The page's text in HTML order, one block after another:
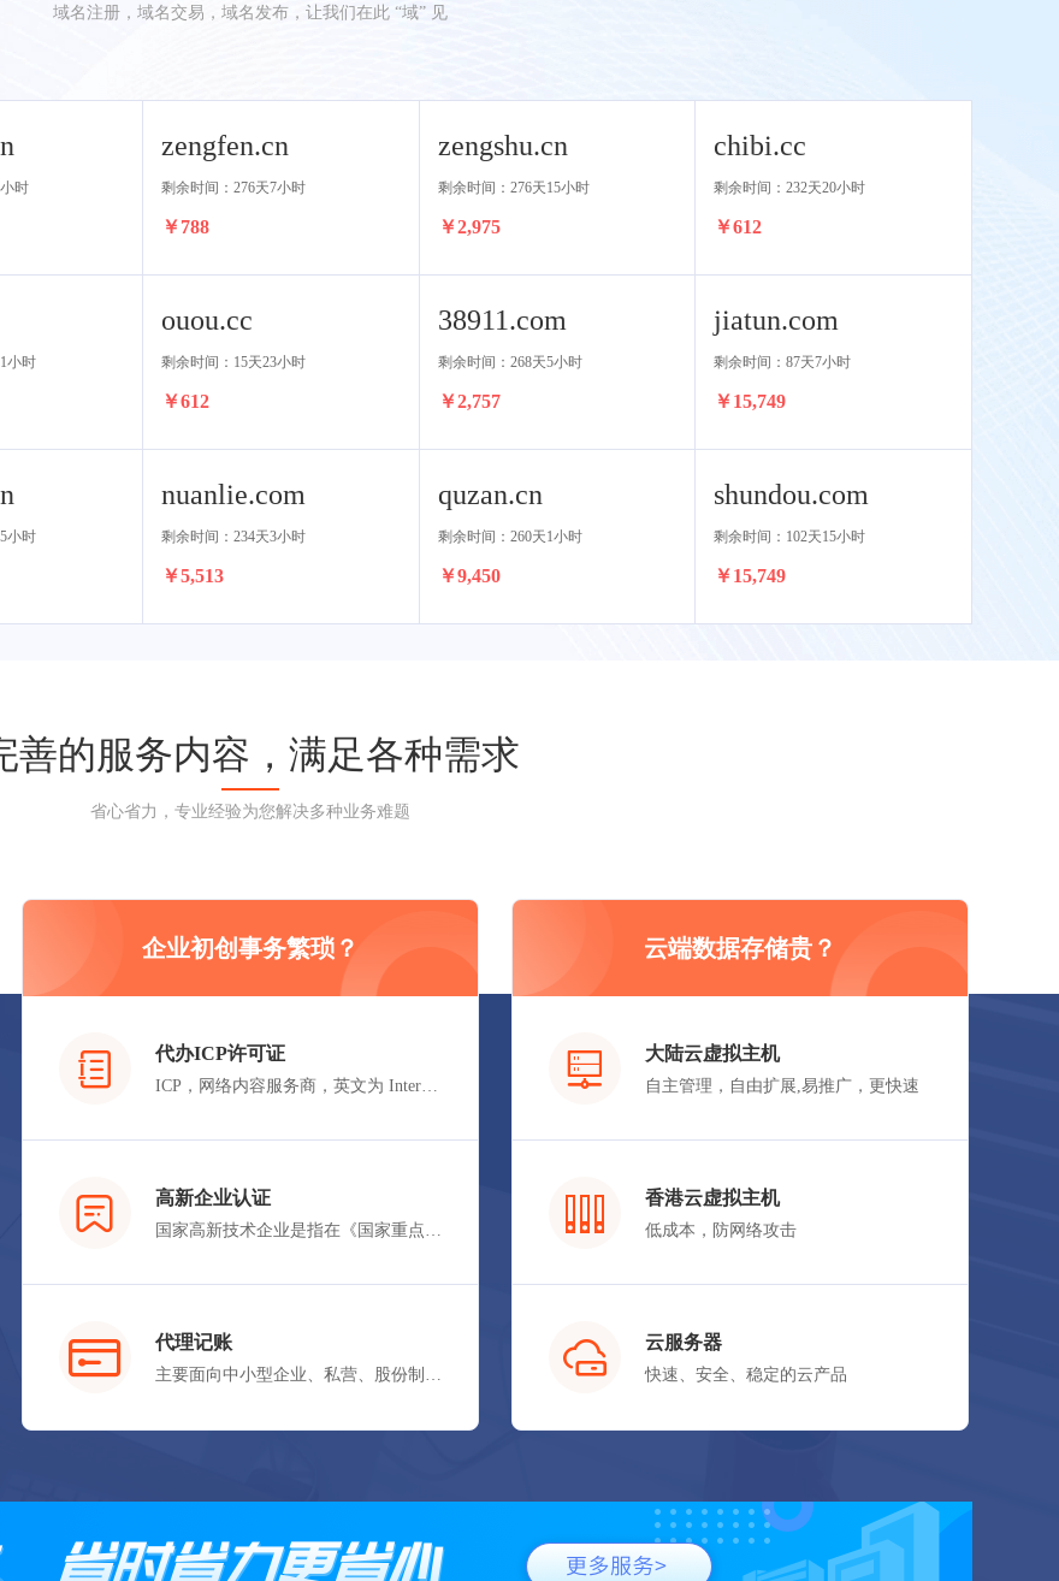
域名注册，域名交易，域名发布，让我们在此 “域” 见
时
zengfen.cn
剩余时间：276天7小时
￥788
zengshu.cn
剩余时间：276天15小时
￥2,975
chibi.cc
剩余时间：232天20小时
￥612
小时
ouou.cc
剩余时间：15天23小时
￥612
38911.com
剩余时间：268天5小时
￥2,757
jiatun.com
剩余时间：87天7小时
￥15,749
小时
nuanlie.com
剩余时间：234天3小时
￥5,513
quzan.cn
剩余时间：260天1小时
￥9,450
shundou.com
剩余时间：102天15小时
￥15,749
善的服务内容，满足各种需求
省心省力，专业经验为您解决多种业务难题
企业初创事务繁琐？
代办ICP许可证
ICP，网络内容服务商，英文为 Internet Content Provider,即向广大用户提供ICP信息业务和增值业务的电信运营商。所谓ICP信息服务，是指通过ICP向上网用户提供信息的服务活动，其必须具备的证书即为ICP证。
高新企业认证
国家高新技术企业是指在《国家重点支持的高新技术领域》内，持续进行研究开发与技术成果转化，形成企业核心自主知识产权，并以此为基础开展经营活动，在中国境内（不包括港、澳、台地区）注册一年以上的居民企业。
代理记账
主要面向中小型企业、私营、股份制等在京投资设立的办事机构及有发展潜能的创业家，并由经验丰富、业务熟练、责任心强的会计专业团队为您提供优质的会计服务。
云端数据存储贵？
大陆云虚拟主机
自主管理，自由扩展,易推广，更快速
香港云虚拟主机
低成本，防网络攻击
云服务器
快速、安全、稳定的云产品